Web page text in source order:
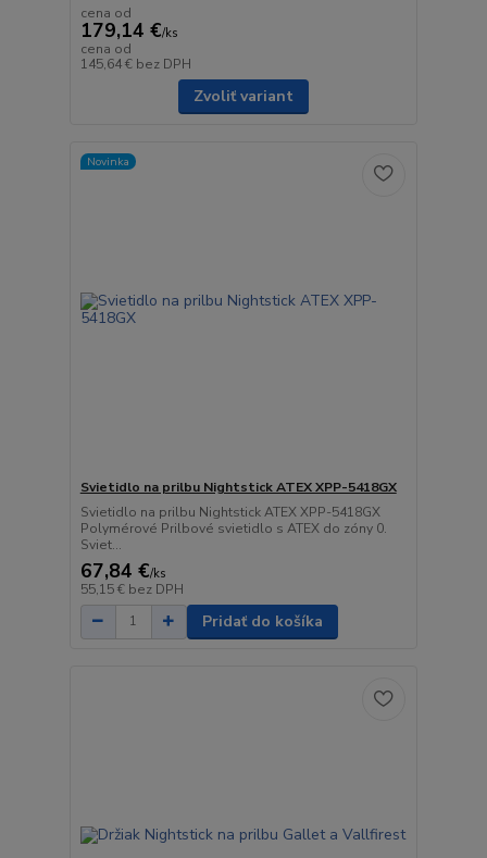
cena od
179,14 €/ks
cena od
145,64 € bez DPH
Zvoliť variant
Novinka
Svietidlo na prilbu Nightstick ATEX XPP-5418GX
Svietidlo na prilbu Nightstick ATEX XPP-5418GX
Polymérové Prilbové svietidlo s ATEX do zóny 0.
Sviet...
67,84 €/ks
55,15 € bez DPH
Pridať do košíka